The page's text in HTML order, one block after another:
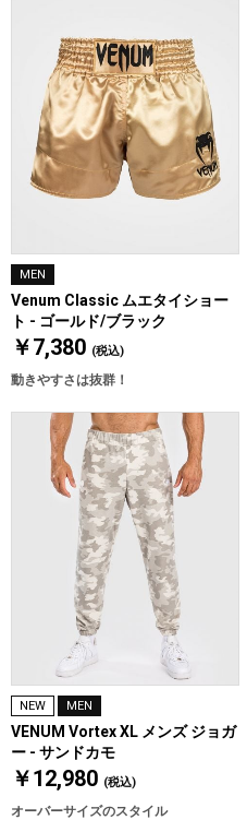
MEN
Venum Classic ムエタイショー
ト - ゴールド/ブラック
￥7,380 (税込)
動きやすさは抜群！
NEW MEN
VENUM Vortex XL メンズ ジョガ
ー - サンドカモ
￥12,980 (税込)
オーバーサイズのスタイル